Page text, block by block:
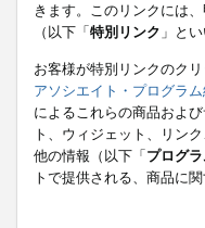
きます。このリンクには
（以下「特別リンク 」と
お客様が特別リンクのク
アソシエイト・プログラ
によるこれらの商品およ
ト、ウィジェット、リン
他の情報（以下「プログ
トで提供される、商品に